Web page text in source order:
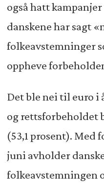
også hatt
danskene har sagt
folkeavstemninger
oppheve
Det ble nei til euro i
og rettsforbeholdet
(53,1 prosent). Med
juni avholder
folkeavstemningen